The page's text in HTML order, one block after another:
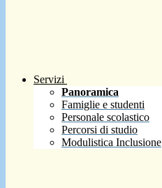
Servizi
Panoramica
Famiglie e studenti
Personale scolastico
Percorsi di studio
Modulistica Inclusione